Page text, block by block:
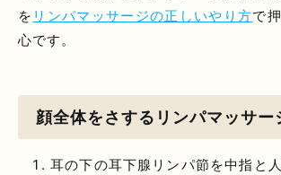
を リンパマッサージの正しいやり方で
心です。
顔全体をさするリンパマッサー
耳の下の耳下腺リンパ節を中指と